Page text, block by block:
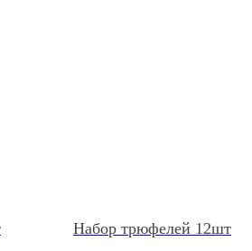
Набор трюфелей 12шт